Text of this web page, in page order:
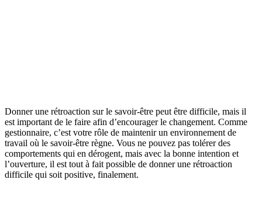
Donner une rétroaction sur le savoir-être peut être difficile, mais il
est important de le faire afin d’encourager le changement. Comme
gestionnaire, c’est votre rôle de maintenir un environnement de
travail où le savoir-être règne. Vous ne pouvez pas tolérer des
comportements qui en dérogent, mais avec la bonne intention et
l’ouverture, il est tout à fait possible de donner une rétroaction
difficile qui soit positive, finalement.